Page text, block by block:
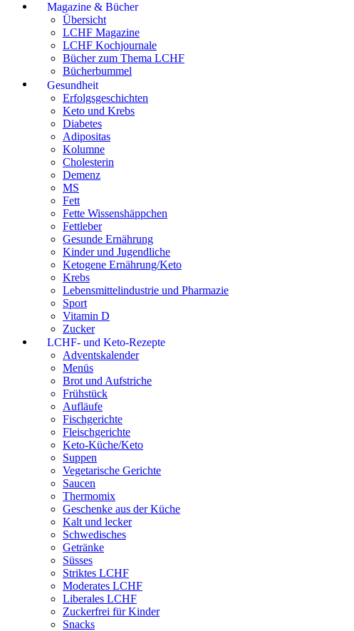
Magazine & Bücher
Übersicht
LCHF Magazine
LCHF Kochjournale
Bücher zum Thema LCHF
Bücherbummel
Gesundheit
Erfolgsgeschichten
Keto und Krebs
Diabetes
Adipositas
Kolumne
Cholesterin
Demenz
MS
Fett
Fette Wissenshäppchen
Fettleber
Gesunde Ernährung
Kinder und Jugendliche
Ketogene Ernährung/Keto
Krebs
Lebensmittelindustrie und Pharmazie
Sport
Vitamin D
Zucker
LCHF- und Keto-Rezepte
Adventskalender
Menüs
Brot und Aufstriche
Frühstück
Aufläufe
Fischgerichte
Fleischgerichte
Keto-Küche/Keto
Suppen
Vegetarische Gerichte
Saucen
Thermomix
Geschenke aus der Küche
Kalt und lecker
Schwedisches
Getränke
Süsses
Striktes LCHF
Moderates LCHF
Liberales LCHF
Zuckerfrei für Kinder
Snacks